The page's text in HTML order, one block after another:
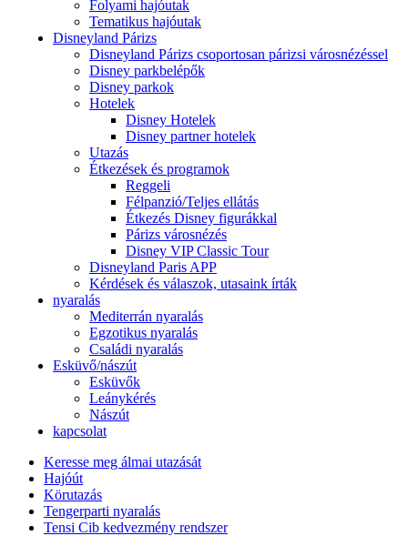
Folyami hajóutak
Tematikus hajóutak
Disneyland Párizs
Disneyland Párizs csoportosan párizsi városnézéssel
Disney parkbelépők
Disney parkok
Hotelek
Disney Hotelek
Disney partner hotelek
Utazás
Étkezések és programok
Reggeli
Félpanzió/Teljes ellátás
Étkezés Disney figurákkal
Párizs városnézés
Disney VIP Classic Tour
Disneyland Paris APP
Kérdések és válaszok, utasaink írták
nyaralás
Mediterrán nyaralás
Egzotikus nyaralás
Családi nyaralás
Esküvő/nászút
Esküvők
Leánykérés
Nászút
kapcsolat
Keresse meg álmai utazását
Hajóút
Körutazás
Tengerparti nyaralás
Tensi Cib kedvezmény rendszer